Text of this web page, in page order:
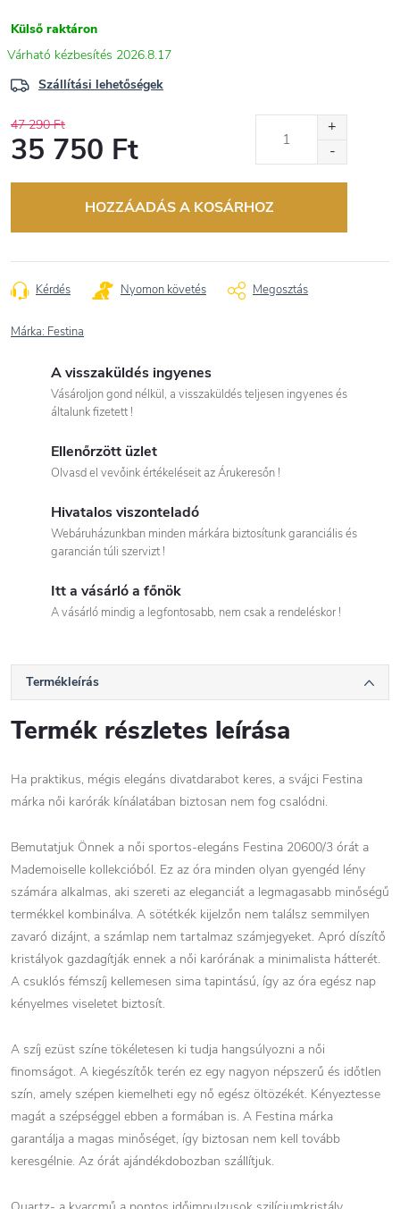
Külső raktáron
2026.8.17
Szállítási lehetőségek
47 290 Ft
35 750 Ft
HOZZÁADÁS A KOSÁRHOZ
Kérdés Nyomon követés Megosztás
Márka: Festina
A visszaküldés ingyenes
Vásároljon gond nélkül, a visszaküldés teljesen ingyenes és
általunk fizetett !
Ellenőrzött üzlet
Olvasd el vevőink értékeléseit az Árukeresőn !
Hivatalos viszonteladó
Webáruházunkban minden márkára biztosítunk garanciális és
garancián túli szervizt !
Itt a vásárló a főnök
A vásárló mindig a legfontosabb, nem csak a rendeléskor !
Termékleírás
Termék részletes leírása
Ha praktikus, mégis elegáns divatdarabot keres, a svájci Festina
márka női karórák kínálatában biztosan nem fog csalódni.
Bemutatjuk Önnek a női sportos-elegáns Festina 20600/3 órát a
Mademoiselle kollekcióból. Ez az óra minden olyan gyengéd lény
számára alkalmas, aki szereti az eleganciát a legmagasabb minőségű
termékkel kombinálva. A sötétkék kijelzőn nem találsz semmilyen
zavaró dizájnt, a számlap nem tartalmaz számjegyeket. Apró díszítő
kristályok gazdagítják ennek a női karórának a minimalista hátterét.
A csuklós fémszíj kellemesen sima tapintású, így az óra egész nap
kényelmes viseletet biztosít.
A szíj ezüst színe tökéletesen ki tudja hangsúlyozni a női
finomságot. A kiegészítők terén ez egy nagyon népszerű és időtlen
szín, amely szépen kiemelheti egy nő egész öltözékét. Kényeztesse
magát a szépséggel ebben a formában is. A Festina márka
garantálja a magas minőséget, így biztosan nem kell tovább
keresgélnie. Az órát ajándékdobozban szállítjuk.